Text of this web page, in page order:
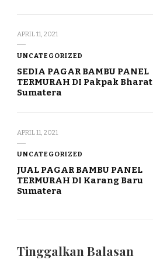
APRIL 11, 2021
UNCATEGORIZED
SEDIA PAGAR BAMBU PANEL
TERMURAH DI Pakpak Bharat
Sumatera
APRIL 11, 2021
UNCATEGORIZED
JUAL PAGAR BAMBU PANEL
TERMURAH DI Karang Baru
Sumatera
Tinggalkan Balasan